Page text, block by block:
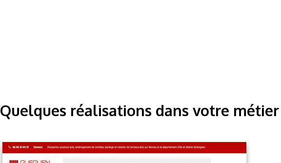
Quelques réalisations dans votre métier